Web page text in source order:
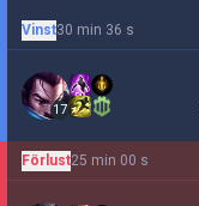
Vinst30 min 36 s
17
Förlust25 min 00 s